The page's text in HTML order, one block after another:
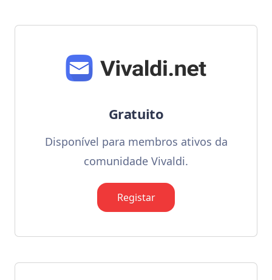
Gratuito
Disponível para membros ativos da
comunidade Vivaldi.
Registar